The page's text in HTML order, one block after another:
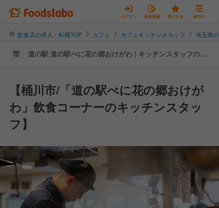
ログイン 新規登録 気になる MENU
飲食店の求人・転職TOP カフェ カフェキッチンスタッフ 埼玉県
道の駅 道の駅べに花の郷おけがわ | キッチンスタッフの転
【桶川市/「道の駅べに花の郷おけが
わ」飲食コーナーのキッチンスタッ
フ】